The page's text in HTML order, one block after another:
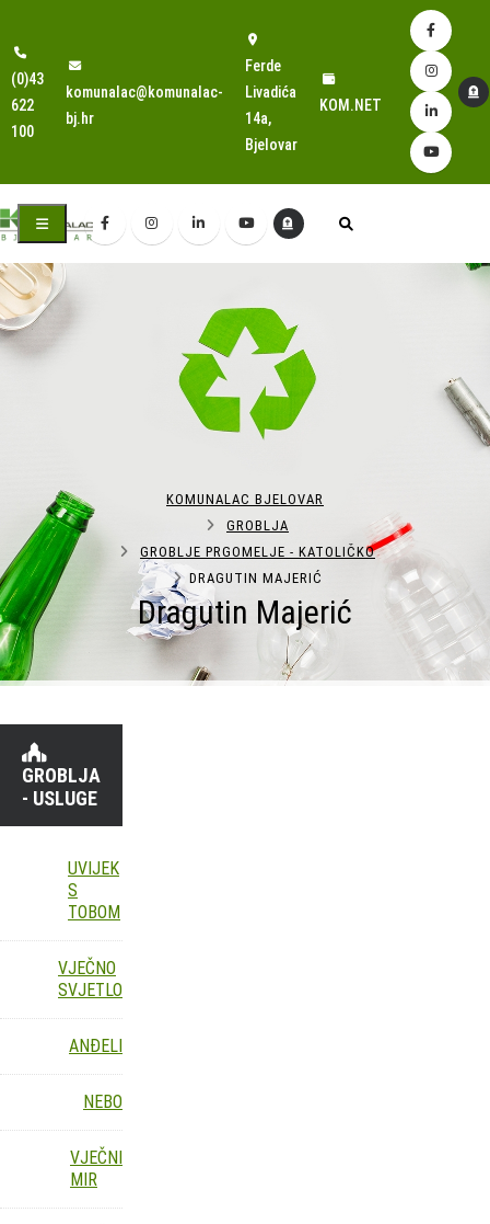
(0)43
622
100
komunalac@komunalac-
bj.hr
Ferde
Livadića
14a,
Bjelovar
KOM.NET
Dragutin Majerić
KOMUNALAC BJELOVAR
GROBLJA
GROBLJE PRGOMELJE - KATOLIČKO
DRAGUTIN MAJERIĆ
GROBLJA
- USLUGE
UVIJEK
S
TOBOM
VJEČNO
SVJETLO
ANĐELI
NEBO
VJEČNI
MIR